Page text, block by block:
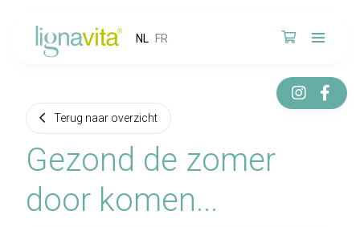
NL FR
Terug naar overzicht
Gezond de zomer
door komen...